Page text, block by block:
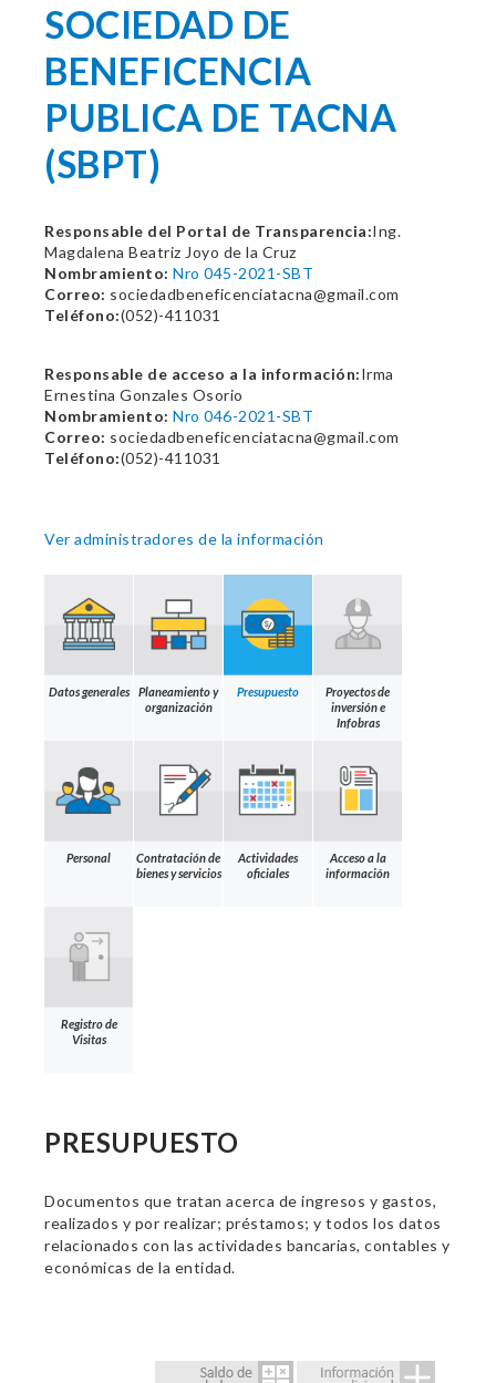
SOCIEDAD DE
BENEFICENCIA
PUBLICA DE TACNA
(SBPT)
Responsable del Portal de Transparencia:Ing.
Magdalena Beatriz Joyo de la Cruz
Nombramiento: Nro 045-2021-SBT
Correo: sociedadbeneficenciatacna@gmail.com
Teléfono:(052)-411031
Responsable de acceso a la información:Irma
Ernestina Gonzales Osorio
Nombramiento: Nro 046-2021-SBT
Correo: sociedadbeneficenciatacna@gmail.com
Teléfono:(052)-411031
Ver administradores de la información
Datos generales
Planeamiento y
organización
Presupuesto
Proyectos de
inversión e
Infobras
Personal
Contratación de
bienes y servicios
Actividades
oficiales
Acceso a la
información
Registro de
Visitas
PRESUPUESTO
Documentos que tratan acerca de ingresos y gastos,
realizados y por realizar; préstamos; y todos los datos
relacionados con las actividades bancarias, contables y
económicas de la entidad.